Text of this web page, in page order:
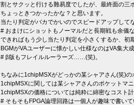
割とサクッと行ける難易度でしたが、最終面の三
ちょっときつかったかな？と思います。
当たり判定がバカでかいのでスピードアップして
# おまけにショットもノーマルだと長期戦も余
できればもう少し当たり判定を小さくするか、
BGMがVAユーザーに懐かしい仕様なのはVA集大
# β版もフレイルルーラーズ……(笑)。
ちなみに1chipMSXがどっかの某シャアさん(笑)
1chipMSXに関しては某シャアさんのポケットマ
1chipMSXの価格については純粋に綿密なコスト
# そもそもFPGA論理回路は一個人が趣味で書い